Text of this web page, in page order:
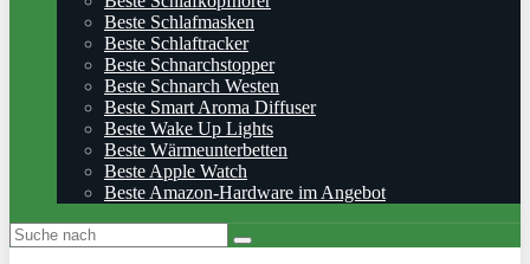
Beste Schlafmasken
Beste Schlaftracker
Beste Schnarchstopper
Beste Schnarch Westen
Beste Smart Aroma Diffuser
Beste Wake Up Lights
Beste Wärmeunterbetten
Beste Apple Watch
Beste Amazon-Hardware im Angebot